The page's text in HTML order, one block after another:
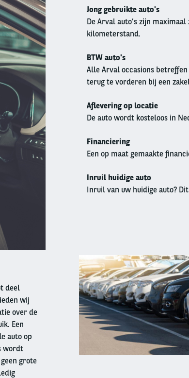
Jong gebruikte auto's
De Arval auto’s zijn
kilometerstand.
BTW auto's
Alle Arval occasions betreffen
terug te vorderen bij een
Aflevering op locatie
De auto wordt kosteloos in
Financiering
Een op maat gemaakte
Inruil huidige auto
Inruil van uw huidige auto?
deel
wij
over de
Een
auto op
wordt
grote
Right
column